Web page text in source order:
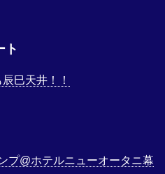
ト
巳天井！！
プ@ホテルニューオータニ幕